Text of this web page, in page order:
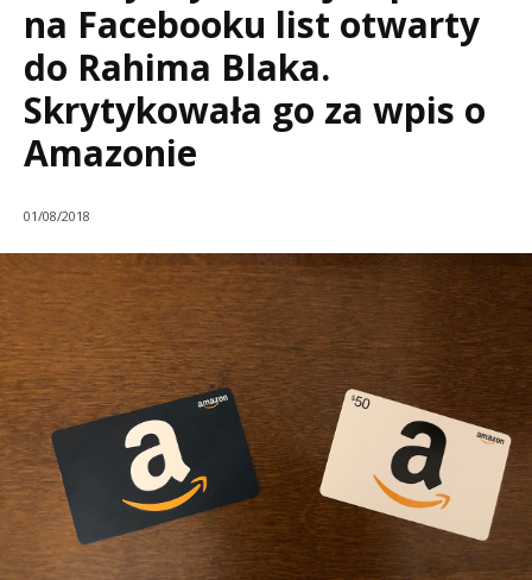
na Facebooku list otwarty
do Rahima Blaka.
Skrytykowała go za wpis o
Amazonie
01/08/2018